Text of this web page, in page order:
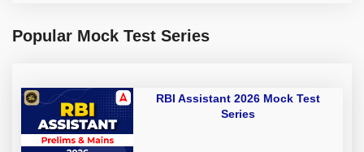
Popular Mock Test Series
RBI Assistant 2026 Mock Test
Series